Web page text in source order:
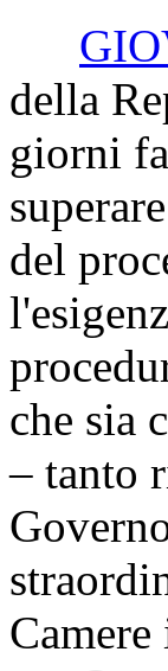
della
giorni
del
che sia
– tanto